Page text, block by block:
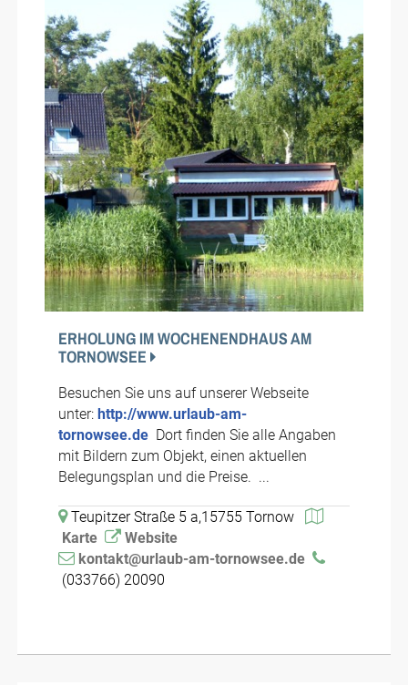
ERHOLUNG IM WOCHENENDHAUS AM
TORNOWSEE
Besuchen Sie uns auf unserer Webseite
unter: http://www.urlaub-am-
tornowsee.de Dort finden Sie alle Angaben
mit Bildern zum Objekt, einen aktuellen
Belegungsplan und die Preise. ...
Teupitzer Straße 5 a,15755 Tornow
Karte
Website
kontakt@urlaub-am-tornowsee.de
(033766) 20090